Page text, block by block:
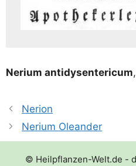
Neri­um ant­i­dy­sen­te­ri­cum,
Nerion
Nerium Oleander
© Heilpflanzen-Welt.de -